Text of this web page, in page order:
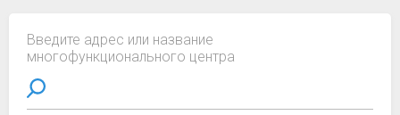
Введите адрес или название
многофункционального центра